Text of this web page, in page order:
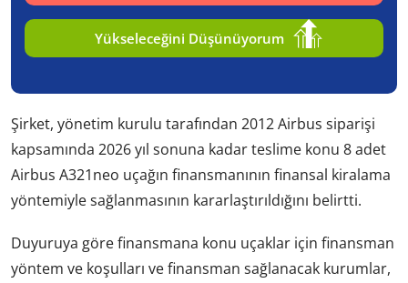
Yükseleceğini Düşünüyorum
Şirket, yönetim kurulu tarafından 2012 Airbus siparişi
kapsamında 2026 yıl sonuna kadar teslime konu 8 adet
Airbus A321neo uçağın finansmanının finansal kiralama
yöntemiyle sağlanmasının kararlaştırıldığını belirtti.
Duyuruya göre finansmana konu uçaklar için finansman
yöntem ve koşulları ve finansman sağlanacak kurumlar,